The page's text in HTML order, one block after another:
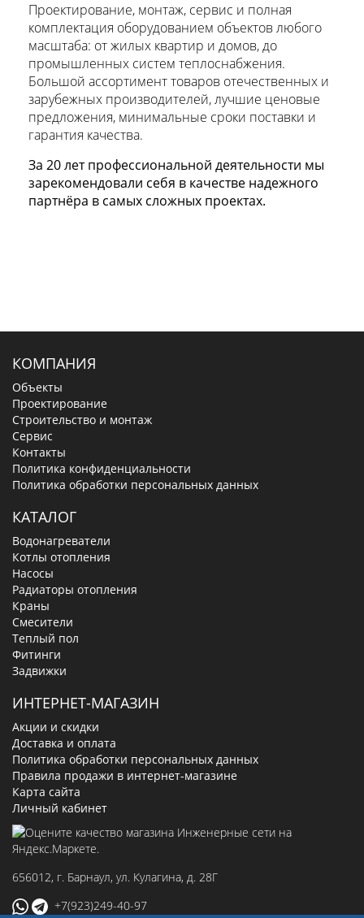
Проектирование, монтаж, сервис и полная
комплектация оборудованием объектов любого
масштаба: от жилых квартир и домов, до
промышленных систем теплоснабжения.
Большой ассортимент товаров отечественных и
зарубежных производителей, лучшие ценовые
предложения, минимальные сроки поставки и
гарантия качества.
За 20 лет профессиональной деятельности мы
зарекомендовали себя в качестве надежного
партнёра в самых сложных проектах.
КОМПАНИЯ
Объекты
Проектирование
Строительство и монтаж
Сервис
Контакты
Политика конфиденциальности
Политика обработки персональных данных
КАТАЛОГ
Водонагреватели
Котлы отопления
Насосы
Радиаторы отопления
Краны
Смесители
Теплый пол
Фитинги
Задвижки
ИНТЕРНЕТ-МАГАЗИН
Акции и скидки
Доставка и оплата
Политика обработки персональных данных
Правила продажи в интернет-магазине
Карта сайта
Личный кабинет
656012, г. Барнаул, ул. Кулагина, д. 28Г
+7(923)249-40-97